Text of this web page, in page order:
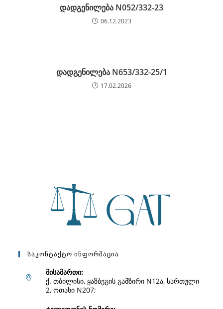
დადგენილება N052/332-23
06.12.2023
დადგენილება N653/332-25/1
17.02.2026
Საკონტაქტო Ინფორმაცია
მისამართი:
ქ. თბილისი, ყაზბეგის გამზირი N12ა, სართული
2, ოთახი N207;